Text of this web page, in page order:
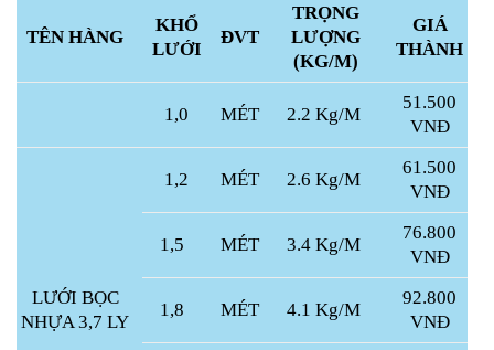
TÊN HÀNG
KHỔ
LƯỚI
ĐVT
TRỌNG
LƯỢNG
(KG/M)
GIÁ
THÀNH
1,0 MÉT 2.2 Kg/M
51.500
VNĐ
LƯỚI BỌC
NHỰA 3,7 LY
1,2 MÉT 2.6 Kg/M
61.500
VNĐ
1,5 MÉT 3.4 Kg/M
76.800
VNĐ
1,8 MÉT 4.1 Kg/M
92.800
VNĐ